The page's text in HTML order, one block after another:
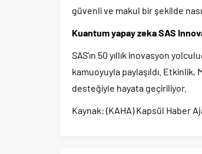
güvenli ve makul bir şekilde
Kuantum yapay zeka SAS
SAS’ın 50 yıllık inovasyon
kamuoyuyla paylaşıldı.
desteğiyle hayata geçiriliyor.
Kaynak: (KAHA) Kapsül Haber